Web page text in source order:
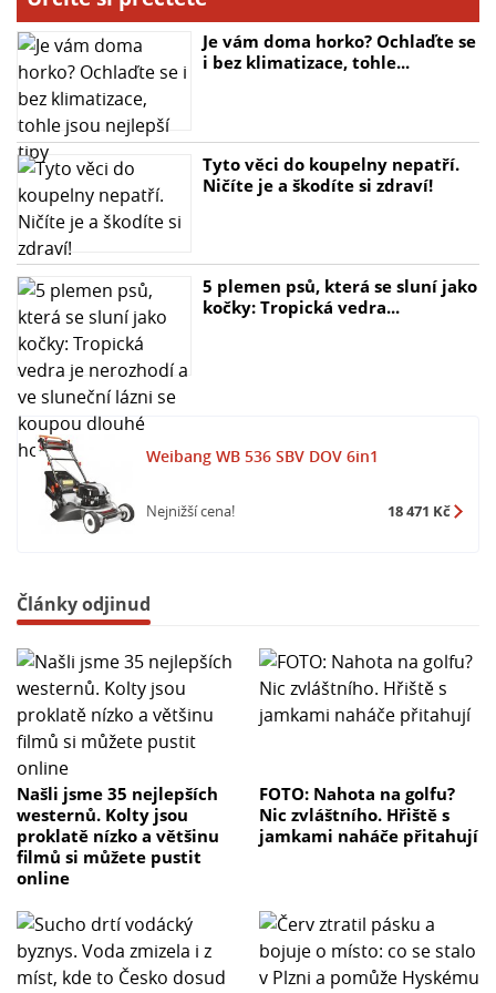
- Objem koše 70l
- Rozměry 1050 x 620 x 520 mm
- Záruka 4 roky
Je vám doma horko? Ochlaďte se
i bez klimatizace, tohle...
Tyto věci do koupelny nepatří.
Ničíte je a škodíte si zdraví!
5 plemen psů, která se sluní jako
kočky: Tropická vedra...
Weibang WB 536 SBV DOV 6in1
Nejnižší cena! 18 471 Kč
Články odjinud
Našli jsme 35 nejlepších
westernů. Kolty jsou
proklatě nízko a většinu
filmů si můžete pustit
online
FOTO: Nahota na golfu?
Nic zvláštního. Hřiště s
jamkami naháče přitahují